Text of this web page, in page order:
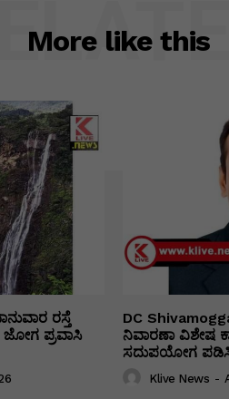
More like this
ರಸ್ತೆ
ಪ್ರವಾಸಿ
DC
ನಿವಾರಣಾ ವಿಶೇಷ
ಸದುಪಯೋಗ
Klive News -